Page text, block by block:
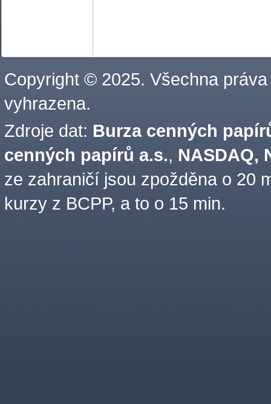
Copyright © 2025. Všechna práva
vyhrazena.
Zdroje dat: Burza cenných
cenných papírů a.s., NASDAQ,
ze zahraničí jsou zpožděna o 20
kurzy z BCPP, a to o 15 min.